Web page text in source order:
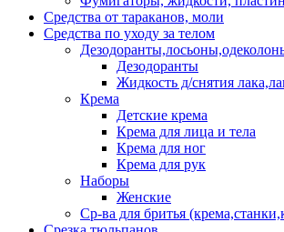
Средства от тараканов, моли
Средства по уходу за телом
Дезодоранты
Жидкость д/снятия
Крема
Детские крема
Крема для лица и тела
Крема для ног
Крема для рук
Наборы
Женские
Ср-ва для бритья